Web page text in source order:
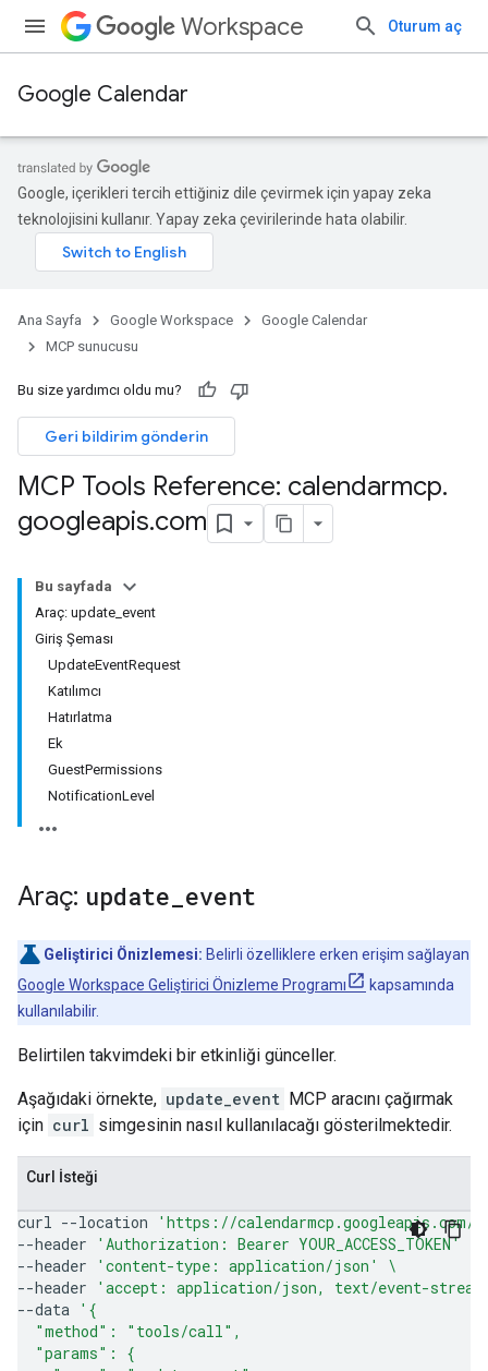
Workspace Oturum aç
Google Calendar
Google, içerikleri tercih ettiğiniz dile çevirmek için yapay zeka
teknolojisini kullanır. Yapay zeka çevirilerinde hata olabilir.
Ana Sayfa Google Workspace
Google Calendar
MCP sunucusu
Bu size yardımcı oldu mu?
Geri bildirim gönderin
MCP Tools Reference: calendarmcp.
googleapis.com
Bu sayfada
Araç: update_event
Giriş Şeması
UpdateEventRequest
Katılımcı
Hatırlatma
Ek
GuestPermissions
NotificationLevel
Araç: update event
Geliştirici Önizlemesi: Belirli özelliklere erken erişim sağlayan
Google Workspace Geliştirici Önizleme Programı
kapsamında
kullanılabilir.
Belirtilen takvimdeki bir etkinliği günceller.
Aşağıdaki örnekte, update_event MCP aracını çağırmak
için curl simgesinin nasıl kullanılacağı gösterilmektedir.
Curl İsteği
curl --location
'https://calendarmcp.googleapis.com/
--header
'Authorization: Bearer YOUR_ACCESS_TOKEN'
--header
'content-type: application/json'
\
--header
'accept: application/json, text/event-
--data '{
  "method": "tools/call",
  "params": {